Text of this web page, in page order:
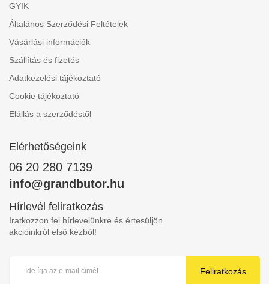
GYIK
Általános Szerződési Feltételek
Vásárlási információk
Szállítás és fizetés
Adatkezelési tájékoztató
Cookie tájékoztató
Elállás a szerződéstől
Elérhetőségeink
06 20 280 7139
info@grandbutor.hu
Hírlevél feliratkozás
Iratkozzon fel hírlevelünkre és értesüljön
akcióinkról első kézből!
Feliratkozás